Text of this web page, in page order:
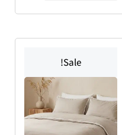
Sale!
יש
מספר
סוגים.